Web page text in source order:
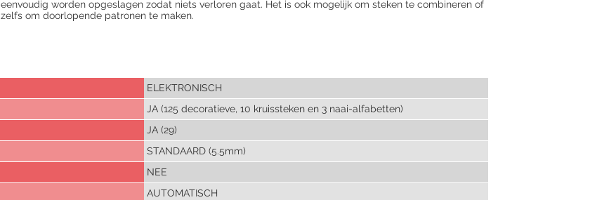
eenvoudig worden opgeslagen zodat niets verloren gaat. Het is ook mogelijk om steken te combineren of
zelfs om doorlopende patronen te maken.
ELEKTRONISCH
JA (125 decoratieve, 10 kruissteken en 3 naai-alfabetten)
JA (29)
STANDAARD (5.5mm)
NEE
AUTOMATISCH